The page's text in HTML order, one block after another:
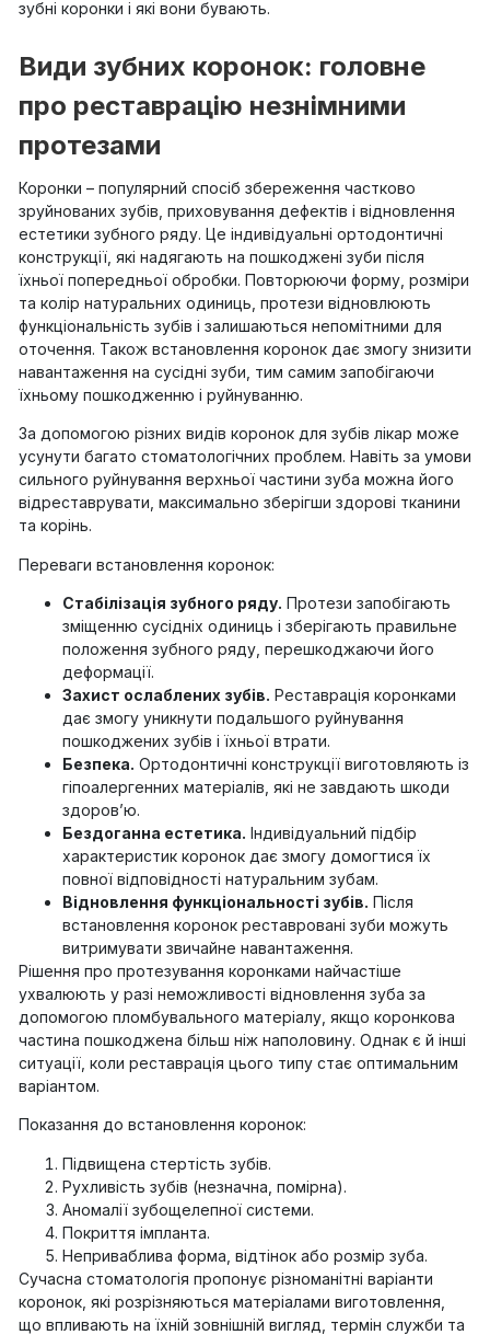
зубні коронки і які вони бувають.
Види зубних коронок: головне
про реставрацію незнімними
протезами
Коронки – популярний спосіб збереження частково
зруйнованих зубів, приховування дефектів і відновлення
естетики зубного ряду. Це індивідуальні ортодонтичні
конструкції, які надягають на пошкоджені зуби після
їхньої попередньої обробки. Повторюючи форму, розміри
та колір натуральних одиниць, протези відновлюють
функціональність зубів і залишаються непомітними для
оточення. Також встановлення коронок дає змогу знизити
навантаження на сусідні зуби, тим самим запобігаючи
їхньому пошкодженню і руйнуванню.
За допомогою різних видів коронок для зубів лікар може
усунути багато стоматологічних проблем. Навіть за умови
сильного руйнування верхньої частини зуба можна його
відреставрувати, максимально зберігши здорові тканини
та корінь.
Переваги встановлення коронок:
Стабілізація зубного ряду. Протези запобігають
зміщенню сусідніх одиниць і зберігають правильне
положення зубного ряду, перешкоджаючи його
деформації.
Захист ослаблених зубів. Реставрація коронками
дає змогу уникнути подальшого руйнування
пошкоджених зубів і їхньої втрати.
Безпека. Ортодонтичні конструкції виготовляють із
гіпоалергенних матеріалів, які не завдають шкоди
здоров’ю.
Бездоганна естетика. Індивідуальний підбір
характеристик коронок дає змогу домогтися їх
повної відповідності натуральним зубам.
Відновлення функціональності зубів. Після
встановлення коронок реставровані зуби можуть
витримувати звичайне навантаження.
Рішення про протезування коронками найчастіше
ухвалюють у разі неможливості відновлення зуба за
допомогою пломбувального матеріалу, якщо коронкова
частина пошкоджена більш ніж наполовину. Однак є й інші
ситуації, коли реставрація цього типу стає оптимальним
варіантом.
Показання до встановлення коронок:
Підвищена стертість зубів.
Рухливість зубів (незначна, помірна).
Аномалії зубощелепної системи.
Покриття імпланта.
Неприваблива форма, відтінок або розмір зуба.
Сучасна стоматологія пропонує різноманітні варіанти
коронок, які розрізняються матеріалами виготовлення,
що впливають на їхній зовнішній вигляд, термін служби та